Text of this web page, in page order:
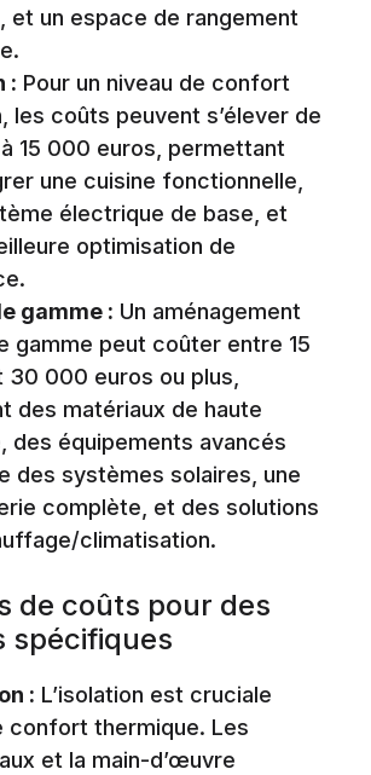
et un espace de rangement
: Pour un niveau de confort
les coûts peuvent s’élever de
15 000 euros, permettant
une cuisine fonctionnelle,
électrique de base, et
optimisation de
gamme : Un aménagement
gamme peut coûter entre 15
000 euros ou plus,
des matériaux de haute
des équipements avancés
des systèmes solaires, une
complète, et des solutions
climatisation.
de coûts pour des
spécifiques
: L’isolation est cruciale
confort thermique. Les
et la main-d’œuvre